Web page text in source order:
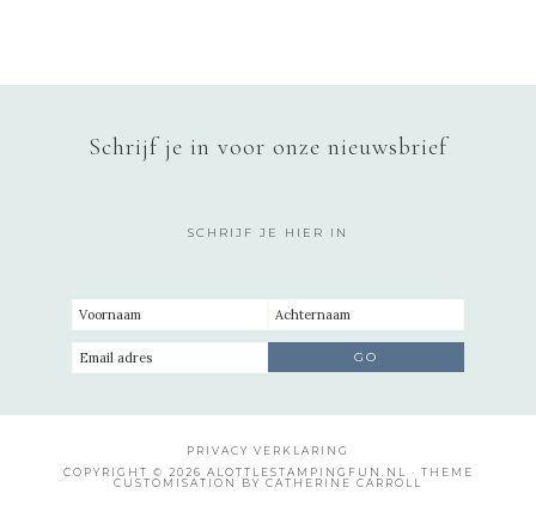
Schrijf je in voor onze nieuwsbrief
SCHRIJF JE HIER IN
PRIVACY VERKLARING
COPYRIGHT © 2026 ALOTTLESTAMPINGFUN.NL · THEME
CUSTOMISATION BY CATHERINE CARROLL